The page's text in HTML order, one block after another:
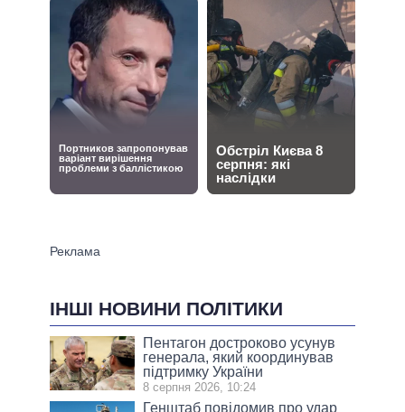
ІНШІ НОВИНИ ПОЛІТИКИ
Пентагон достроково усунув
генерала, який координував
підтримку України
8 серпня 2026, 10:24
Генштаб повідомив про удар